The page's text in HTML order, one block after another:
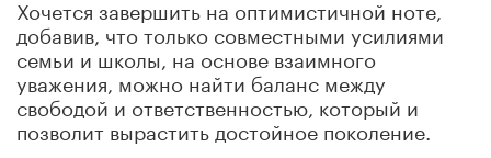
Хочется завершить на оптимистичной ноте,
добавив, что только совместными усилиями
семьи и школы, на основе взаимного
уважения, можно найти баланс между
свободой и ответственностью, который и
позволит вырастить достойное поколение.